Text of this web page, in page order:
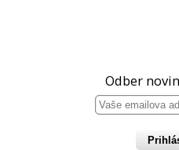
Odber